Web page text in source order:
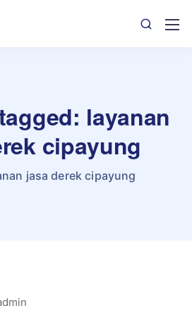
layanan
cipayung
jasa derek cipayung